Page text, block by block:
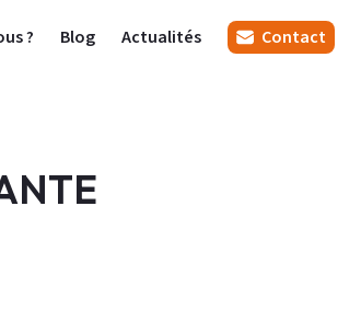
? Blog Actualités Contact